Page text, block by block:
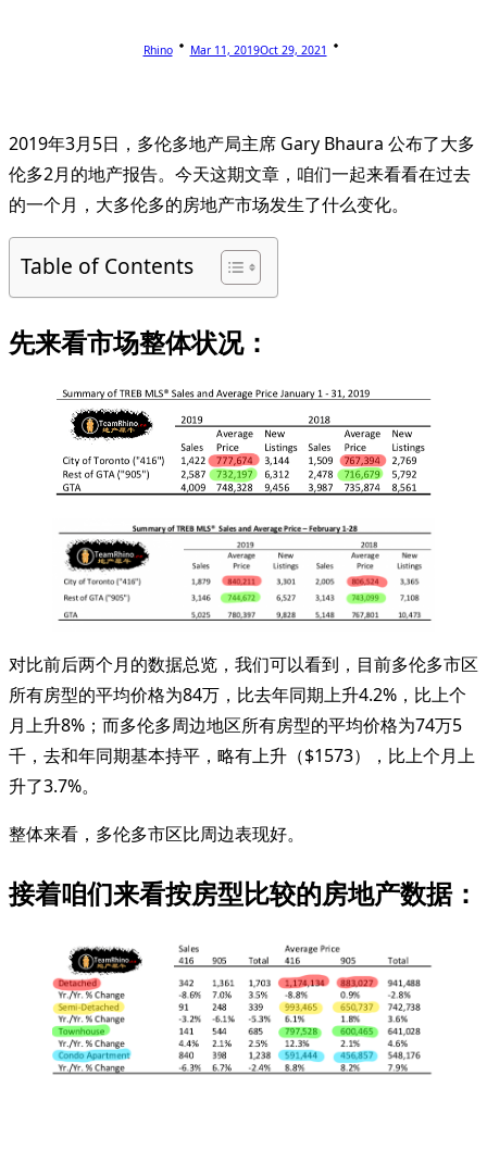
Rhino Mar 11, 2019Oct 29, 2021
2019年3月5日，多伦多地产局主席 Gary Bhaura 公布了大多
伦多2月的地产报告。今天这期文章，咱们一起来看看在过去
的一个月，大多伦多的房地产市场发生了什么变化。
Table of Contents
先来看市场整体状况：
对比前后两个月的数据总览，我们可以看到，目前多伦多市区
所有房型的平均价格为84万，比去年同期上升4.2%，比上个
月上升8%；而多伦多周边地区所有房型的平均价格为74万5
千，去和年同期基本持平，略有上升（$1573），比上个月上
升了3.7%。
整体来看，多伦多市区比周边表现好。
接着咱们来看按房型比较的房地产数据：